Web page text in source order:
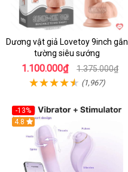
Dương vật giả Lovetoy 9inch gắn
tường siêu sướng
1.100.000₫ 1.375.000₫
(1,967)
-13%
4.8